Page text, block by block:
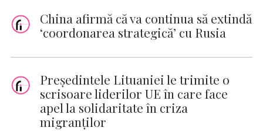
China afirmă că va continua să extindă
‘coordonarea strategică’ cu Rusia
Preşedintele Lituaniei le trimite o
scrisoare liderilor UE în care face
apel la solidaritate în criza
migranţilor